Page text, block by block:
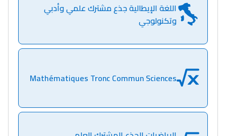
اللغة الإيطالية جذع مشترك علمي وأدبي
وتكنولوجي
Mathématiques Tronc Commun Sciences